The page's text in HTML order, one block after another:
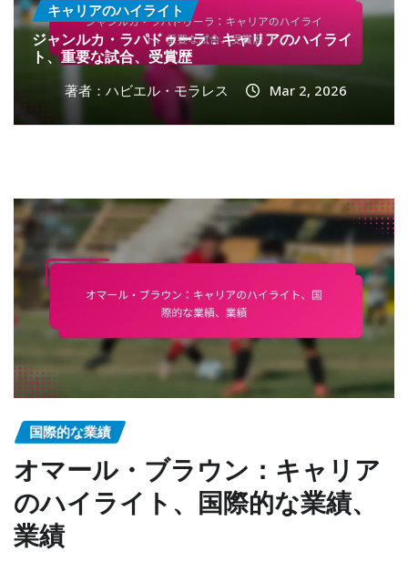
キャリアのハイライト
ジャンルカ・ラパドゥーラ：キャリアのハイライ
ト、重要な試合、受賞歴
著者：ハビエル・モラレス Mar 2, 2026
国際的な業績
オマール・ブラウン：キャリア
のハイライト、国際的な業績、
業績